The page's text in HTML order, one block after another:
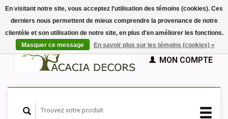
EUR
GBPFrançais
Nederlands
Español
PANIER (€0,00)
MON COMPTE
En visitant notre site, vous acceptez l'utilisation des témoins (cookies). Ces
derniers nous permettent de mieux comprendre la provenance de notre
clientèle et son utilisation de notre site, en plus d'en améliorer les fonctions.
Masquer ce message
En savoir plus sur les témoins (cookies) »